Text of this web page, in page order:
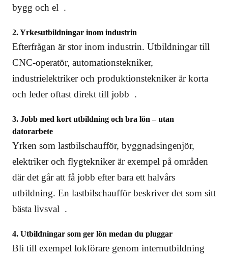
bygg och el .
2. Yrkesutbildningar inom industrin
Efterfrågan är stor inom industrin. Utbildningar till
CNC-operatör, automationstekniker,
industrielektriker och produktionstekniker är korta
och leder oftast direkt till jobb .
3. Jobb med kort utbildning och bra lön – utan
datorarbete
Yrken som lastbilschaufför, byggnadsingenjör,
elektriker och flygtekniker är exempel på områden
där det går att få jobb efter bara ett halvårs
utbildning. En lastbilschaufför beskriver det som sitt
bästa livsval .
4. Utbildningar som ger lön medan du pluggar
Bli till exempel lokförare genom internutbildning